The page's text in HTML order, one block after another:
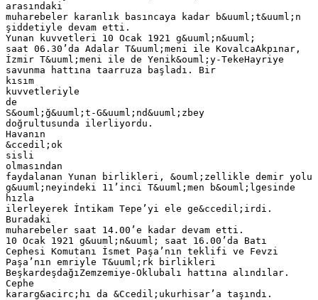
arasındaki
muharebeler karanlık basıncaya kadar b&uuml;t&uuml;n
şiddetiyle devam etti.
Yunan kuvvetleri 10 Ocak 1921 g&uuml;n&uuml;
saat 06.30’da Adalar T&uuml;meni ile KovalcaAkpınar,
İzmir T&uuml;meni ile de Yenik&ouml;y-TekeHayriye
savunma hattına taarruza başladı. Bir
kısım
kuvvetleriyle
de
S&ouml;ğ&uuml;t-G&uuml;nd&uuml;zbey
doğrultusunda ilerliyordu.
Havanın
&ccedil;ok
sisli
olmasından
faydalanan Yunan birlikleri, &ouml;zellikle demir yolu
g&uuml;neyindeki 11’inci T&uuml;men b&ouml;lgesinde
hızla
ilerleyerek İntikam Tepe’yi ele ge&ccedil;irdi.
Buradaki
muharebeler saat 14.00’e kadar devam etti.
10 Ocak 1921 g&uuml;n&uuml; saat 16.00’da Batı
Cephesi Komutanı İsmet Paşa’nın teklifi ve Fevzi
Paşa’nın emriyle T&uuml;rk birlikleri
BeşkardeşdağıZemzemiye-Oklubalı hattına alındılar.
Cephe
kararg&acirc;hı da &Ccedil;ukurhisar’a taşındı.